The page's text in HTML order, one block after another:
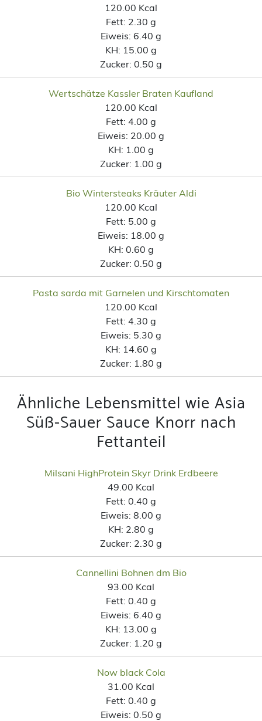
120.00 Kcal
Fett: 2.30 g
Eiweis: 6.40 g
KH: 15.00 g
Zucker: 0.50 g
Wertschätze Kassler Braten Kaufland
120.00 Kcal
Fett: 4.00 g
Eiweis: 20.00 g
KH: 1.00 g
Zucker: 1.00 g
Bio Wintersteaks Kräuter Aldi
120.00 Kcal
Fett: 5.00 g
Eiweis: 18.00 g
KH: 0.60 g
Zucker: 0.50 g
Pasta sarda mit Garnelen und Kirschtomaten
120.00 Kcal
Fett: 4.30 g
Eiweis: 5.30 g
KH: 14.60 g
Zucker: 1.80 g
Ähnliche Lebensmittel wie Asia
Süß-Sauer Sauce Knorr nach
Fettanteil
Milsani HighProtein Skyr Drink Erdbeere
49.00 Kcal
Fett: 0.40 g
Eiweis: 8.00 g
KH: 2.80 g
Zucker: 2.30 g
Cannellini Bohnen dm Bio
93.00 Kcal
Fett: 0.40 g
Eiweis: 6.40 g
KH: 13.00 g
Zucker: 1.20 g
Now black Cola
31.00 Kcal
Fett: 0.40 g
Eiweis: 0.50 g